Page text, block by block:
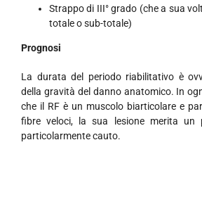
Strappo di III° grado (che a sua
totale o sub-totale)
Prognosi
La durata del periodo riabilitativo è
della gravità del danno anatomico. In
che il RF è un muscolo biarticolare e
fibre veloci, la sua lesione merita un
particolarmente cauto.